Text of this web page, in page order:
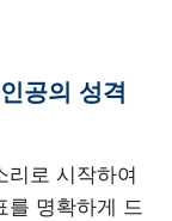
공의 성격
리로 시작하여
를 명확하게 드